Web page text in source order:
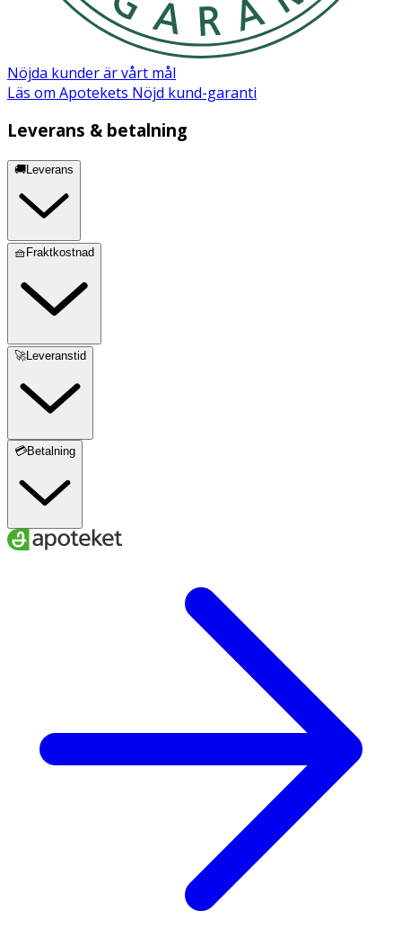
Nöjda kunder är vårt mål
Läs om Apotekets Nöjd kund-garanti
Leverans & betalning
🚚Leverans
🧺Fraktkostnad
🚀Leveranstid
💳Betalning